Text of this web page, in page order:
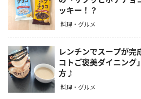
ッキー！？
料理・グルメ
レンチンでスープが完
コトご褒美ダイニング
方♪
料理・グルメ